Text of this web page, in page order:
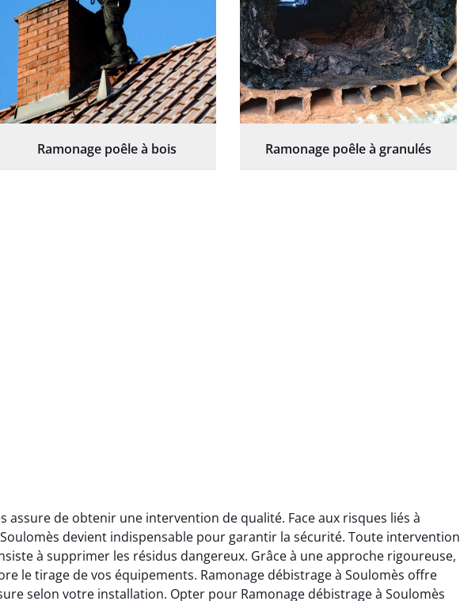
Ramonage poêle à bois Ramonage poêle à granulés
assure de obtenir une intervention de qualité. Face aux risques liés à
devient indispensable pour garantir la sécurité. Toute intervention
à supprimer les résidus dangereux. Grâce à une approche rigoureuse,
le tirage de vos équipements. Ramonage débistrage à Soulomès offre
selon votre installation. Opter pour Ramonage débistrage à Soulomès